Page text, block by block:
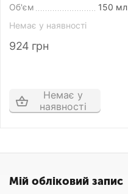
Об'єм
150 мл
Немає у наявності
924 грн
Немає у
наявності
Мій обліковий запис